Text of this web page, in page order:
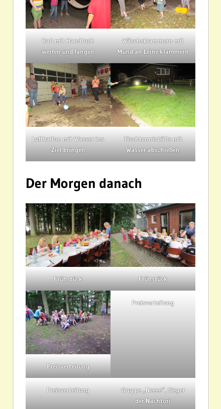
Ball mit Handtuch
werfen und fangen
Wäscheklammern mit
Mund an Leine klammern
Luftballon mit Wasser ins
Ziel bringen
Tischtennisbälle mit
Wasser abschießen
Der Morgen danach
Frühstück Frühstück
Preisverteilung
Preisverteilung
Preisverteilung
Gruppe „Neeee“, Sieger
der Nachtori